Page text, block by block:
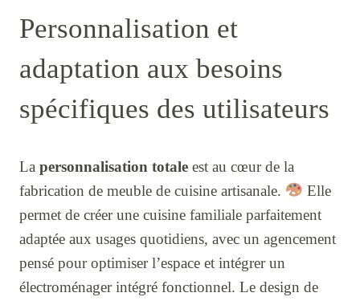
Personnalisation et
adaptation aux besoins
spécifiques des utilisateurs
La personnalisation totale est au cœur de la
fabrication de meuble de cuisine artisanale.
Elle
permet de créer une cuisine familiale parfaitement
adaptée aux usages quotidiens, avec un agencement
pensé pour optimiser l’espace et intégrer un
électroménager intégré fonctionnel. Le design de